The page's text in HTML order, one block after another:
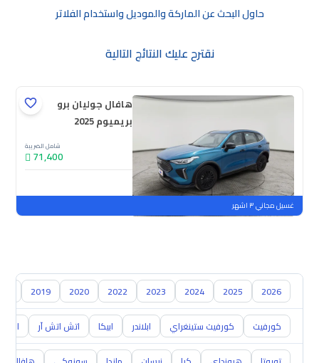
حاول البحث عن الماركة والموديل واستخدام الفلاتر
نقترح عليك النتائج التالية
هافال جوليان برو
بريميوم 2025
شامل الضريبة
71,400
جديدة
ملوحة
غسيل مجاني ٣ اشهر
2026
2025
2024
2023
2022
2020
2019
كورفيت كورفيت ستينغراي ابلاندر ابيكا اتش اتش آر اس 10